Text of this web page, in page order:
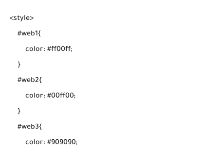
<style>
    #web1{
        color: #ff00ff;
    }
    #web2{
        color: #00ff00;
    }
    #web3{
        color: #909090;